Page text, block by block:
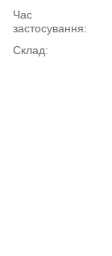
Час
застосування:
Склад: